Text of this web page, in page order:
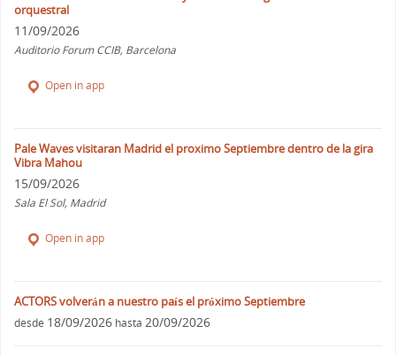
orquestral
11/09/2026
Auditorio Forum CCIB, Barcelona
Open in app
Pale Waves visitaran Madrid el proximo Septiembre dentro de la gira
Vibra Mahou
15/09/2026
Sala El Sol, Madrid
Open in app
ACTORS volverán a nuestro país el próximo Septiembre
desde 18/09/2026 hasta 20/09/2026